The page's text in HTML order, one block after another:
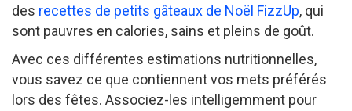
des recettes de petits gâteaux de Noël FizzUp, qui
sont pauvres en calories, sains et pleins de goût.
Avec ces différentes estimations nutritionnelles,
vous savez ce que contiennent vos mets préférés
lors des fêtes. Associez-les intelligemment pour